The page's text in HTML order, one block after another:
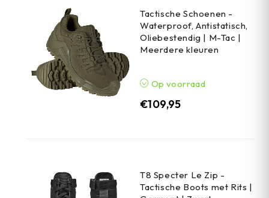
Tactische Schoenen -
Waterproof, Antistatisch,
Oliebestendig | M-Tac |
Meerdere kleuren
Op voorraad
€109,95
T8 Specter Le Zip -
Tactische Boots met Rits |